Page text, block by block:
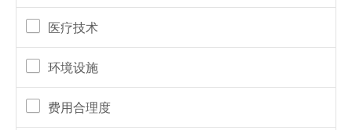
医疗技术
环境设施
费用合理度